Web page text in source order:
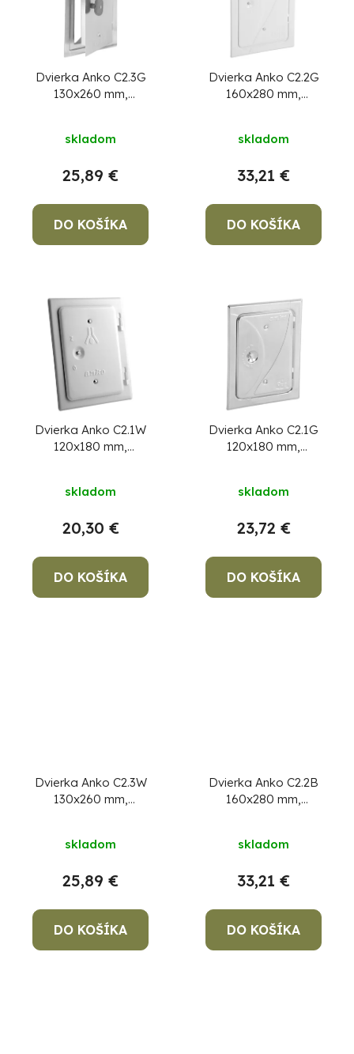
Dvierka Anko C2.3G
130x260 mm,
skladom
25,89 €
DO KOŠÍKA
Dvierka Anko C2.2G
160x280 mm,
skladom
33,21 €
DO KOŠÍKA
Dvierka Anko C2.1W
120x180 mm,
skladom
20,30 €
DO KOŠÍKA
Dvierka Anko C2.1G
120x180 mm,
skladom
23,72 €
DO KOŠÍKA
Dvierka Anko C2.3W
130x260 mm,
skladom
25,89 €
DO KOŠÍKA
Dvierka Anko C2.2B
160x280 mm,
skladom
33,21 €
DO KOŠÍKA